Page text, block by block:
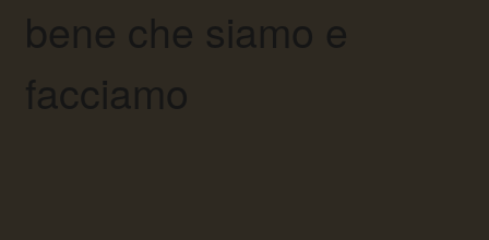
bene che siamo e
facciamo